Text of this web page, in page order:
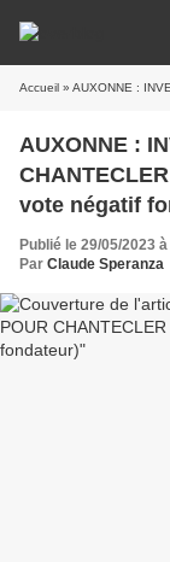
Accueil » AUXONNE : INVENTAIRE
AUXONNE :
vote négatif
Publié le 29/05/2023
Par Claude Speranza